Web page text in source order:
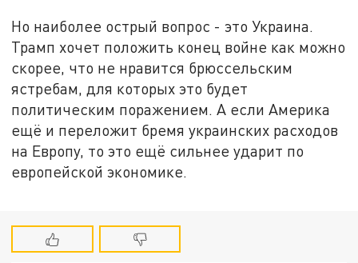
Но наиболее острый вопрос - это Украина.
Трамп хочет положить конец войне как можно
скорее, что не нравится брюссельским
ястребам, для которых это будет
политическим поражением. А если Америка
ещё и переложит бремя украинских расходов
на Европу, то это ещё сильнее ударит по
европейской экономике.